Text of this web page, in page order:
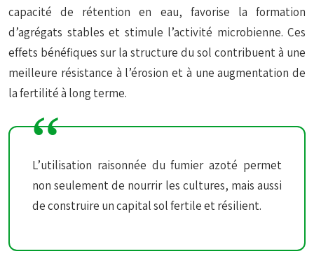
capacité de rétention en eau, favorise la formation
d’agrégats stables et stimule l’activité microbienne. Ces
effets bénéfiques sur la structure du sol contribuent à une
meilleure résistance à l’érosion et à une augmentation de
la fertilité à long terme.
L’utilisation raisonnée du fumier azoté permet
non seulement de nourrir les cultures, mais aussi
de construire un capital sol fertile et résilient.